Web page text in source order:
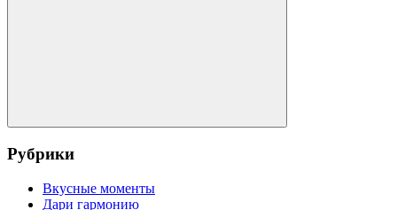
Поиск
Рубрики
Вкусные моменты
Дари гармонию